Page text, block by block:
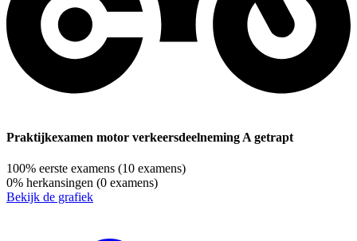
Praktijkexamen motor verkeersdeelneming A getrapt
100% eerste examens (10 examens)
0% herkansingen (0 examens)
Bekijk de grafiek